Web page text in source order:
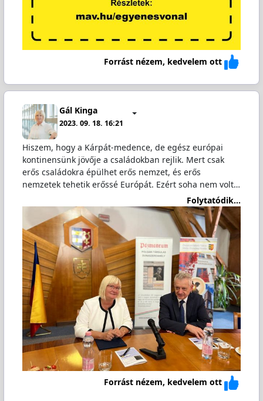
Forrást nézem, kedvelem ott
Gál Kinga
2023. 09. 18. 16:21
Hiszem, hogy a Kárpát-medence, de egész európai
kontinensünk jövője a családokban rejlik. Mert csak
erős családokra épülhet erős nemzet, és erős
nemzetek tehetik erőssé Európát. Ezért soha nem volt…
Folytatódik...
Forrást nézem, kedvelem ott